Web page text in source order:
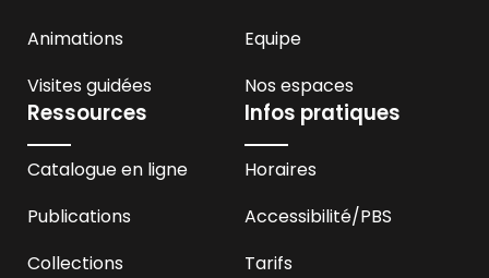
Animations
Visites guidées
Equipe
Nos espaces
Ressources
Catalogue en ligne
Publications
Collections
Infos pratiques
Horaires
Accessibilité/PBS
Tarifs